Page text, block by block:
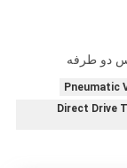
دو طرفه
Pneumatic
Direct Drive